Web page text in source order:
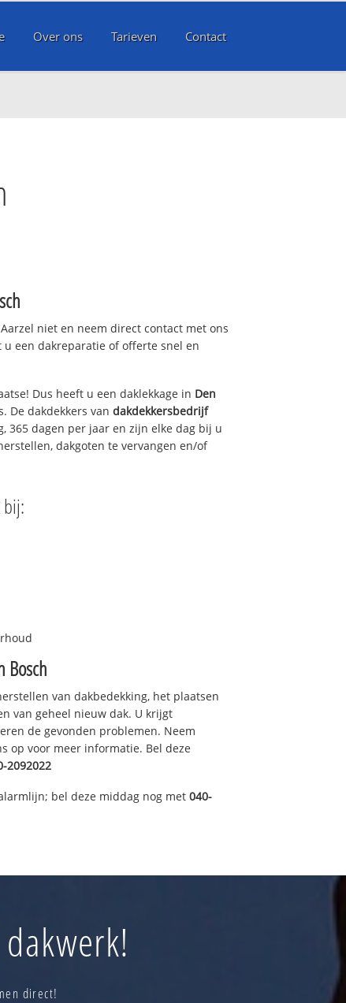
Over ons Tarieven Contact
niet en neem direct contact met ons
u een dakreparatie of offerte snel en
Dus heeft u een daklekkage in Den
De dakdekkers van dakdekkersbedrijf
365 dagen per jaar en zijn elke dag bij u
dakgoten te vervangen en/of
Bosch
van dakbedekking, het plaatsen
van geheel nieuw dak. U krijgt
de gevonden problemen. Neem
op voor meer informatie. Bel deze
2092022
bel deze middag nog met 040-
direct!